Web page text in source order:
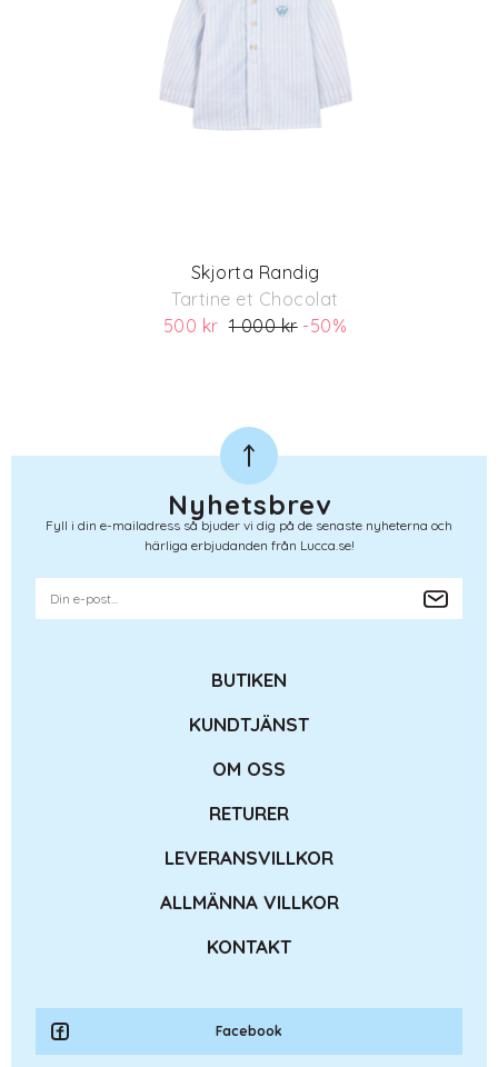
Skjorta Randig
Tartine et Chocolat
500 kr1 000 kr-50%
Nyhetsbrev
Fyll i din e-mailadress så bjuder vi dig på de senaste nyheterna och
härliga erbjudanden från Lucca.se!
BUTIKEN
KUNDTJÄNST
OM OSS
RETURER
LEVERANSVILLKOR
ALLMÄNNA VILLKOR
KONTAKT